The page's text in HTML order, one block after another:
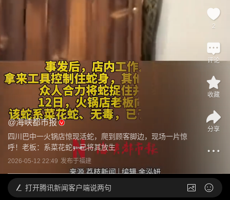
@海峡都市报
四川巴中一火锅店惊现活蛇，爬到顾客脚边，现场一片惊
呼！老板：系菜花蛇，已将其放生
2026-05-12 22:49 发布于福建
2
评论
收藏
分享
打开腾讯新闻客户端说两句